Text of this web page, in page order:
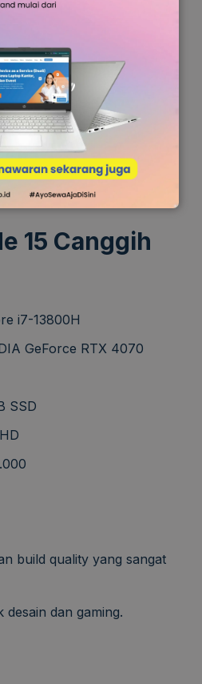
baik untuk rendering
dibawa.
15 Canggih
i7-13800H
GeForce RTX 4070
SSD
build quality yang sangat
desain dan gaming.